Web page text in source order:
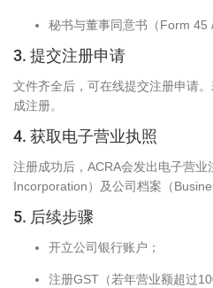
秘书与董事同意书（Form 45 /
3. 提交注册申请
文件齐全后，可在线提交注册申请
成注册。
4. 获取电子营业执照
注册成功后，ACRA会发出电子营
Incorporation）及公司档案（
5. 后续步骤
开立公司银行账户；
注册GST（若年营业额超过